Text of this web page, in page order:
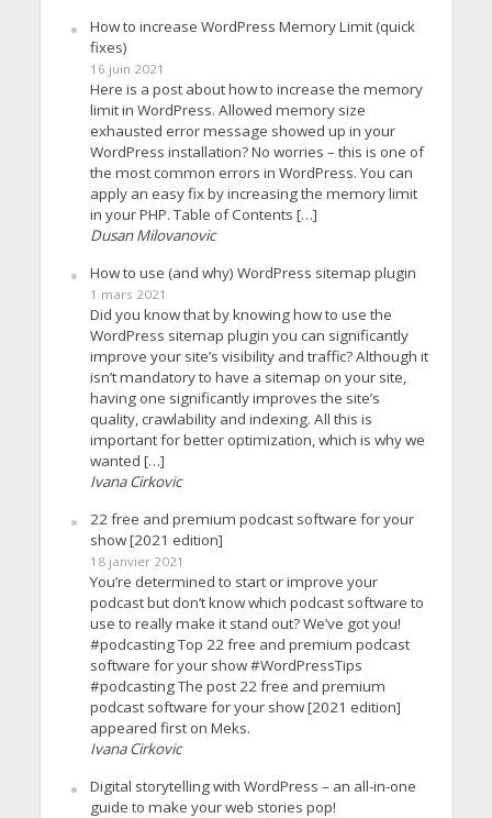
How to increase WordPress Memory Limit (quick
fixes)
16 juin 2021
Here is a post about how to increase the memory
limit in WordPress. Allowed memory size
exhausted error message showed up in your
WordPress installation? No worries – this is one of
the most common errors in WordPress. You can
apply an easy fix by increasing the memory limit
in your PHP. Table of Contents […]
Dusan Milovanovic
How to use (and why) WordPress sitemap plugin
1 mars 2021
Did you know that by knowing how to use the
WordPress sitemap plugin you can significantly
improve your site’s visibility and traffic? Although it
isn’t mandatory to have a sitemap on your site,
having one significantly improves the site’s
quality, crawlability and indexing. All this is
important for better optimization, which is why we
wanted […]
Ivana Cirkovic
22 free and premium podcast software for your
show [2021 edition]
18 janvier 2021
You’re determined to start or improve your
podcast but don’t know which podcast software to
use to really make it stand out? We’ve got you!
#podcasting Top 22 free and premium podcast
software for your show #WordPressTips
#podcasting The post 22 free and premium
podcast software for your show [2021 edition]
appeared first on Meks.
Ivana Cirkovic
Digital storytelling with WordPress – an all-in-one
guide to make your web stories pop!